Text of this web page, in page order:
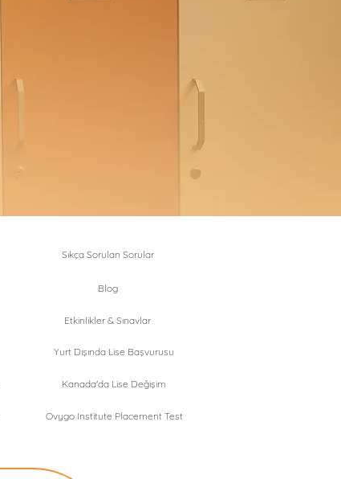
Sıkça Sorulan Sorular
Blog
Etkinlikler & Sınavlar
Yurt Dışında Lise Başvurusu
Kanada'da Lise Değişim
Ovygo Institute Placement Test